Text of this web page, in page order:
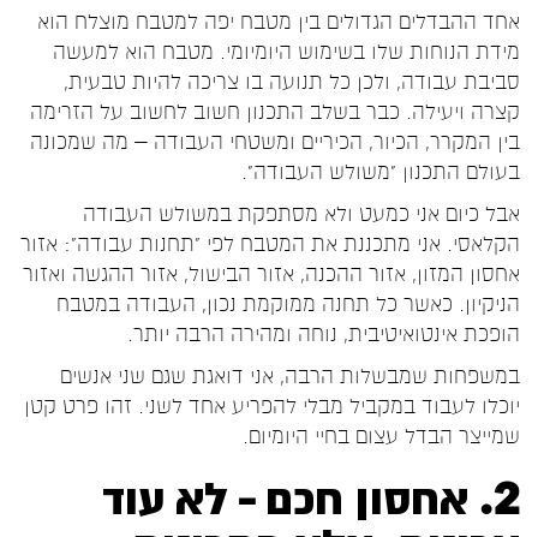
אחד ההבדלים הגדולים בין מטבח יפה למטבח מוצלח הוא
מידת הנוחות שלו בשימוש היומיומי. מטבח הוא למעשה
סביבת עבודה, ולכן כל תנועה בו צריכה להיות טבעית,
קצרה ויעילה. כבר בשלב התכנון חשוב לחשוב על הזרימה
בין המקרר, הכיור, הכיריים ומשטחי העבודה – מה שמכונה
בעולם התכנון "משולש העבודה".
אבל כיום אני כמעט ולא מסתפקת במשולש העבודה
הקלאסי. אני מתכננת את המטבח לפי "תחנות עבודה": אזור
אחסון המזון, אזור ההכנה, אזור הבישול, אזור ההגשה ואזור
הניקיון. כאשר כל תחנה ממוקמת נכון, העבודה במטבח
הופכת אינטואיטיבית, נוחה ומהירה הרבה יותר.
במשפחות שמבשלות הרבה, אני דואגת שגם שני אנשים
יוכלו לעבוד במקביל מבלי להפריע אחד לשני. זהו פרט קטן
שמייצר הבדל עצום בחיי היומיום.
2. אחסון חכם – לא עוד